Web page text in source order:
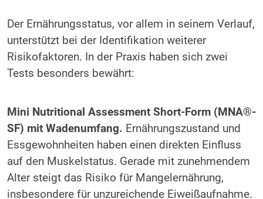
Der Ernährungsstatus, vor allem in seinem Verlauf,
unterstützt bei der Identifikation weiterer
Risikofaktoren. In der Praxis haben sich zwei
Tests besonders bewährt:
Mini Nutritional Assessment Short-Form (MNA®-
SF) mit Wadenumfang. Ernährungszustand und
Essgewohnheiten haben einen direkten Einfluss
auf den Muskelstatus. Gerade mit zunehmendem
Alter steigt das Risiko für Mangelernährung,
insbesondere für unzureichende Eiweißaufnahme.